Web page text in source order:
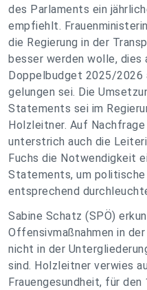
des Parlaments ein
empfiehlt.
die Regierung in der
besser werden wolle, dies
Doppelbudget 2025/2026
gelungen sei. Die
Statements sei im
Holzleitner. Auf Nachfrage
unterstrich auch die
Fuchs die Notwendigkeit
Statements, um politische
entsprechend
Sabine Schatz (SPÖ)
Offensivmaßnahmen in
nicht in der
sind. Holzleitner verwies
Frauengesundheit, für